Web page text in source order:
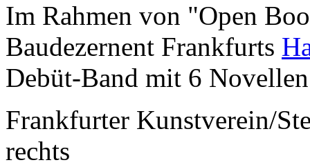
Im Rahmen von "Open
Baudezernent Frankfurts
Debüt-Band mit 6
Frankfurter Kunstverein/
rechts